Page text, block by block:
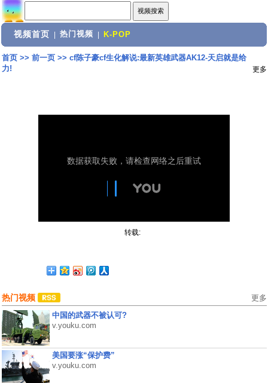
视频首页 热门视频 K-POP
首页>> 前一页>> cf陈子豪cf生化解说:最新英雄武器AK12-天启就是给
力!
更多
转载:
热门视频 更多
中国的武器不被认可?
v.youku.com
美国要涨“保护费”
v.youku.com